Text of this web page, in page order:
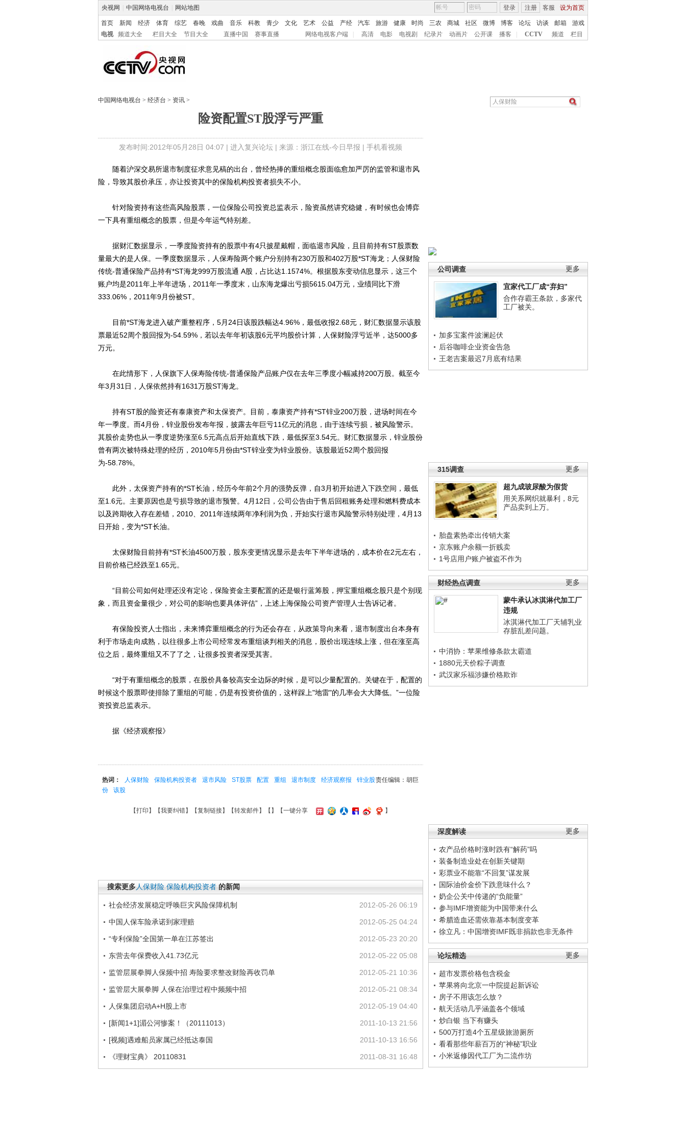
央视网 中国网络电视台 网站地图 客服 设为首页
登录 注册
首页 新闻 经济 体育 综艺 春晚 戏曲 音乐 科教 青少 文化 艺术 公益 产经 汽车 旅游 健康 时尚 三农 商城 社区 微博 博客 论坛 访谈 邮箱
游戏
电视
频道大全 栏目大全 节目大全 直播中国 赛事直播 网络电视客户端 高清 电影 电视剧 纪录片 动画片 公开课 播客 CCTV 频道 栏目
中国网络电视台 > 经济台 > 资讯 >
险资配置ST股浮亏严重
发布时间:2012年05月28日 04:07 | 进入复兴论坛 | 来源：浙江在线-今日早报 | 手机看视频
更多
公司调查
宜家代工厂成“弃妇”
合作存霸王条款，多家代
工厂被关。
加多宝案件波澜起伏
后谷咖啡企业资金告急
王老吉案最迟7月底有结果
更多
315调查
超九成玻尿酸为假货
用关系网织就暴利，8元
产品卖到上万。
胎盘素热牵出传销大案
京东账户余额一折贱卖
1号店用户账户被盗不作为
更多
财经热点调查
蒙牛承认冰淇淋代加工厂
违规
冰淇淋代加工厂天辅乳业
存脏乱差问题。
中消协：苹果维修条款太霸道
1880元天价粽子调查
武汉家乐福涉嫌价格欺诈
更多
深度解读
农产品价格时涨时跌有“解药”吗
装备制造业处在创新关键期
彩票业不能靠“不回复”谋发展
国际油价金价下跌意味什么？
奶企公关中传递的“负能量”
参与IMF增资能为中国带来什么
希腊造血还需依靠基本制度变革
徐立凡：中国增资IMF既非捐款也非无条件
更多
论坛精选
超市发票价格包含税金
苹果将向北京一中院提起新诉讼
房子不用该怎么放？
航天活动几乎涵盖各个领域
炒白银 当下有赚头
500万打造4个五星级旅游厕所
看看那些年薪百万的“神秘”职业
小米返修因代工厂为二流作坊
随着沪深交易所退市制度征求意见稿的出台，曾经热捧的重组概念股面临愈加严厉的监管和退市风
险，导致其股价承压，亦让投资其中的保险机构投资者损失不小。
针对险资持有这些高风险股票，一位保险公司投资总监表示，险资虽然讲究稳健，有时候也会博弈
一下具有重组概念的股票，但是今年运气特别差。
据财汇数据显示，一季度险资持有的股票中有4只披星戴帽，面临退市风险，且目前持有ST股票数
量最大的是人保。一季度数据显示，人保寿险两个账户分别持有230万股和402万股*ST海龙；人保财险
传统-普通保险产品持有*ST海龙999万股流通 A股，占比达1.1574%。根据股东变动信息显示，这三个
账户均是2011年上半年进场，2011年一季度末，山东海龙爆出亏损5615.04万元，业绩同比下滑
333.06%，2011年9月份被ST。
目前*ST海龙进入破产重整程序，5月24日该股跌幅达4.96%，最低收报2.68元，财汇数据显示该股
票最近52周个股回报为-54.59%，若以去年年初该股6元平均股价计算，人保财险浮亏近半，达5000多
万元。
在此情形下，人保旗下人保寿险传统-普通保险产品账户仅在去年三季度小幅减持200万股。截至今
年3月31日，人保依然持有1631万股ST海龙。
持有ST股的险资还有泰康资产和太保资产。目前，泰康资产持有*ST锌业200万股，进场时间在今
年一季度。而4月份，锌业股份发布年报，披露去年巨亏11亿元的消息，由于连续亏损，被风险警示。
其股价走势也从一季度逆势涨至6.5元高点后开始直线下跌，最低探至3.54元。财汇数据显示，锌业股份
曾有两次被特殊处理的经历，2010年5月份由*ST锌业变为锌业股份。该股最近52周个股回报
为-58.78%。
此外，太保资产持有的*ST长油，经历今年前2个月的强势反弹，自3月初开始进入下跌空间，最低
至1.6元。主要原因也是亏损导致的退市预警。4月12日，公司公告由于售后回租账务处理和燃料费成本
以及跨期收入存在差错，2010、2011年连续两年净利润为负，开始实行退市风险警示特别处理，4月13
日开始，变为*ST长油。
太保财险目前持有*ST长油4500万股，股东变更情况显示是去年下半年进场的，成本价在2元左右，
目前价格已经跌至1.65元。
“目前公司如何处理还没有定论，保险资金主要配置的还是银行蓝筹股，押宝重组概念股只是个别现
象，而且资金量很少，对公司的影响也要具体评估”，上述上海保险公司资产管理人士告诉记者。
有保险投资人士指出，未来博弈重组概念的行为还会存在，从政策导向来看，退市制度出台本身有
利于市场走向成熟，以往很多上市公司经常发布重组谈判相关的消息，股价出现连续上涨，但在涨至高
位之后，最终重组又不了了之，让很多投资者深受其害。
“对于有重组概念的股票，在股价具备较高安全边际的时候，是可以少量配置的。关键在于，配置的
时候这个股票即使排除了重组的可能，仍是有投资价值的，这样踩上"地雷"的几率会大大降低。”一位险
资投资总监表示。
据《经济观察报》
责任编辑：胡巨
热词： 人保财险 保险机构投资者 退市风险 ST股票 配置 重组 退市制度 经济观察报
锌业股
份
该股
【打印 】【我要纠错】【复制链接】【转发邮件】【 】 【一键分享 】
搜索更多人保财险 保险机构投资者 的新闻
2012-05-26 06:19
社会经济发展稳定呼唤巨灾风险保障机制
2012-05-25 04:24
中国人保车险承诺到家理赔
2012-05-23 20:20
“专利保险”全国第一单在江苏签出
2012-05-22 05:08
东营去年保费收入41.73亿元
2012-05-21 10:36
监管层展拳脚人保频中招 寿险要求整改财险再收罚单
2012-05-21 08:34
监管层大展拳脚 人保在治理过程中频频中招
2012-05-19 04:40
人保集团启动A+H股上市
2011-10-13 21:56
[新闻1+1]湄公河惨案！（20111013）
2011-10-13 16:56
[视频]遇难船员家属已经抵达泰国
2011-08-31 16:48
《理财宝典》 20110831